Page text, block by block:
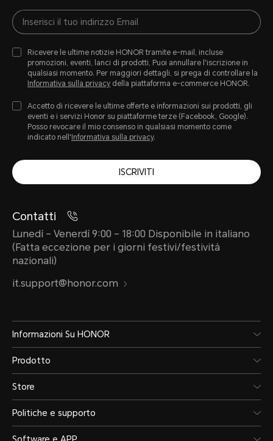
Ricevere le ultime notizie HONOR tramite e-mail, incluse
promozioni, eventi, lanci di prodotti, Puoi annullare l'iscrizione in
qualsiasi momento. Per maggiori dettagli, si prega di controllare la
Informativa sulla privacy della piattaforma e-commerce HONOR.
Accetto di ricevere le ultime offerte e informazioni sui prodotti, gli
eventi e i servizi Honor su piattaforme terze (Facebook, Google).
Posso revocare il mio consenso in qualsiasi momento come
indicato nell' Informativa sulla privacy.
ISCRIVITI
Contatti
Lunedì – Venerdì 9:00 – 18:00 Disponibile in italiano
(Fatta eccezione per i giorni festivi/festività
nazionali)
it.support@honor.com
Informazioni Su HONOR
Prodotto
Store
Politiche e supporto